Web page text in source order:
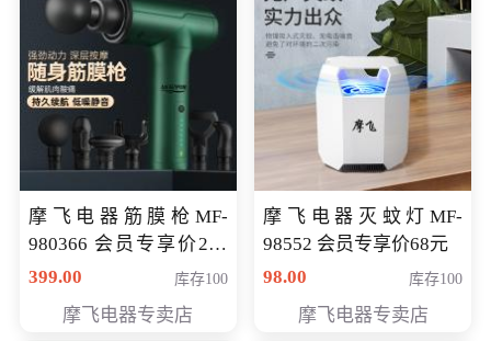
摩飞电器筋膜枪MF-
980366 会员专享价299
元
399.00 库存100
摩飞电器专卖店
摩飞电器灭蚊灯MF-
98552 会员专享价68元
98.00
库存100
摩飞电器专卖店